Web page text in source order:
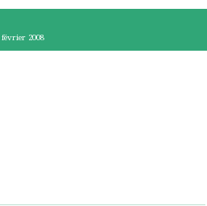
février 2008